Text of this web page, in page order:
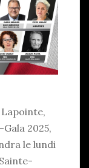
2025,
le lundi